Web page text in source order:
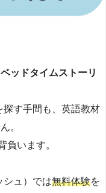
ベッドタイムストーリ
探す手間も、英語教材
。
負います。
シュ）では無料体験を